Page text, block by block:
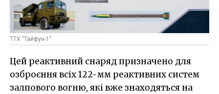
ТТХ "Тайфун-1"
Цей реактивний снаряд призначено для
озброєння всіх 122-мм реактивних систем
залпового вогню, які вже знаходяться на